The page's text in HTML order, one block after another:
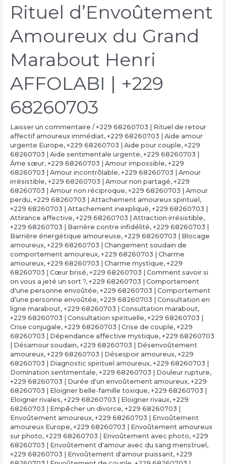
Rituel d’Envoûtement
Amoureux du Grand
Marabout Henri
AFFOLABI | +229
68260703
Laisser un commentaire /+229 68260703 | Rituel de retour
affectif amoureux immédiat, +229 68260703 | Aide amour
urgente Europe, +229 68260703 | Aide pour couple, +229
68260703 | Aide sentimentale urgente, +229 68260703 |
Âme sœur, +229 68260703 | Amour impossible, +229
68260703 | Amour incontrôlable, +229 68260703 | Amour
irrésistible, +229 68260703 | Amour non partagé, +229
68260703 | Amour non réciproque, +229 68260703 | Amour
perdu, +229 68260703 | Attachement amoureux spirituel ,
+229 68260703 | Attachement inexpliqué, +229 68260703 |
Attirance affective, +229 68260703 | Attraction irrésistible,
+229 68260703 | Barrière contre infidélité, +229 68260703 |
Barrière énergétique amoureuse, +229 68260703 | Blocage
amoureux, +229 68260703 | Changement soudain de
comportement amoureux, +229 68260703 | Charme
amoureux, +229 68260703 | Charme mystique, +229
68260703 | Cœur brisé, +229 68260703 | Comment savoir si
on vous a jeté un sort ?, +229 68260703 | Comportement
d'une personne envoûtée, +229 68260703 | Comportement
d’une personne envoûtée, +229 68260703 | Consultation en
ligne marabout, +229 68260703 | Consultation marabout,
+229 68260703 | Consultation spirituelle, +229 68260703 |
Crise conjugale, +229 68260703 | Crise de couple, +229
68260703 | Dépendance affective mystique, +229 68260703
| Désamour soudain, +229 68260703 | Désenvoûtement
amoureux, +229 68260703 | Désespoir amoureux, +229
68260703 | Diagnostic spirituel amoureux, +229 68260703 |
Domination sentimentale, +229 68260703 | Douleur rupture,
+229 68260703 | Durée d'un envoûtement amoureux, +229
68260703 | Eloigner belle-famille toxique, +229 68260703 |
Eloigner rivales, +229 68260703 | Eloigner rivaux, +229
68260703 | Empêcher un divorce, +229 68260703 |
Envoûtement amoureux, +229 68260703 | Envoûtement
amoureux Europe, +229 68260703 | Envoûtement amoureux
sur photo, +229 68260703 | Envoûtement avec photo, +229
68260703 | Envoûtement d'amour avec du sang menstruel ,
+229 68260703 | Envoûtement d'amour puissant, +229